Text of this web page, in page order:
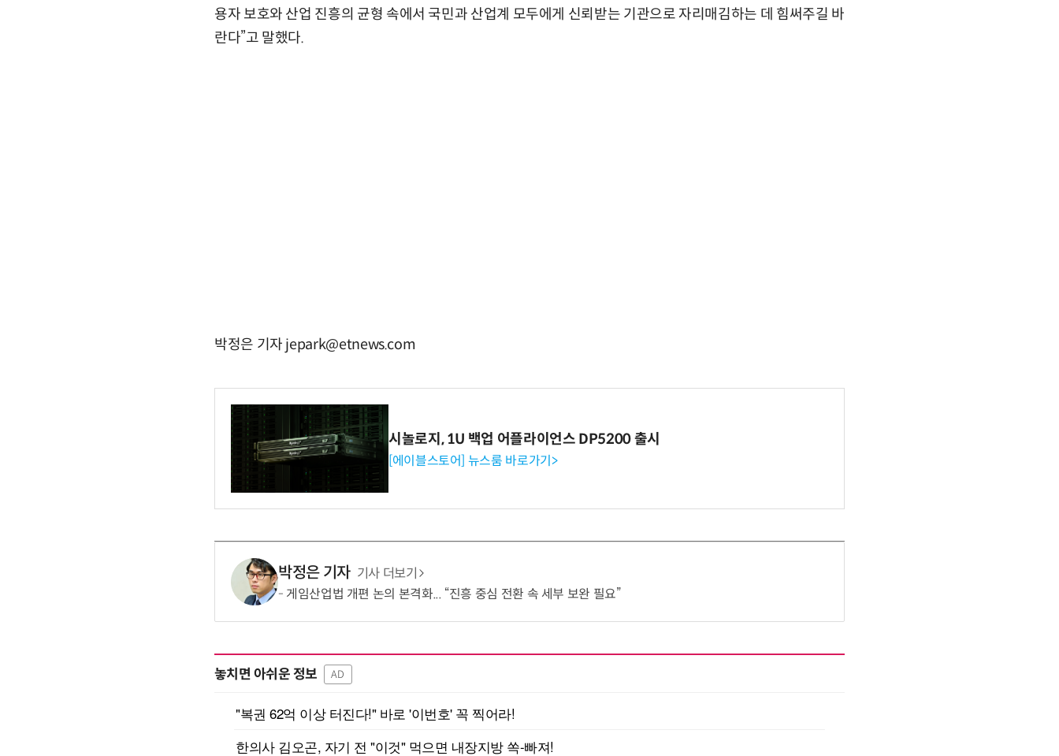
용자 보호와 산업 진흥의 균형 속에서 국민과 산업계 모두에게 신뢰받는 기관으로 자리매김하는 데 힘써주길 바
란다”고 말했다.
박정은 기자 jepark@etnews.com
시놀로지, 1U 백업 어플라이언스 DP5200 출시
[에이블스토어] 뉴스룸 바로가기>
박정은 기자 기사 더보기
게임산업법 개편 논의 본격화... “진흥 중심 전환 속 세부 보완 필요”
놓치면 아쉬운 정보 AD